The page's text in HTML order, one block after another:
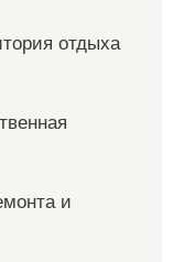
отдыха
и